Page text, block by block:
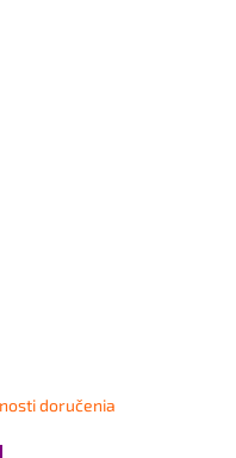
doručenia